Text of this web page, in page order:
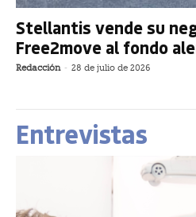
Stellantis vende su
Free2move al fondo
Redacción - 28 de julio de 2026
Entrevistas